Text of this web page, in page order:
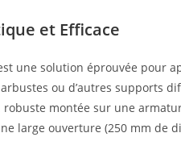
et Efficace
une solution éprouvée pour
ou d’autres supports
robuste montée sur une
large ouverture (250 mm de